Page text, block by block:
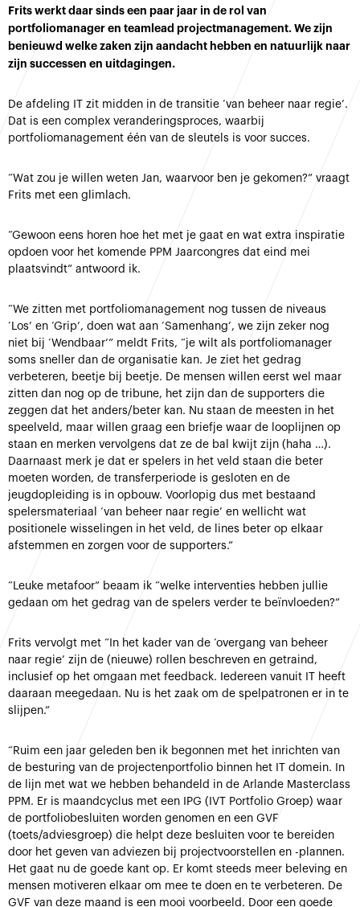
Frits werkt daar sinds een paar jaar in de rol van
portfoliomanager en teamlead projectmanagement. We zijn
benieuwd welke zaken zijn aandacht hebben en natuurlijk naar
zijn successen en uitdagingen.
De afdeling IT zit midden in de transitie ‘van beheer naar regie’.
Dat is een complex veranderingsproces, waarbij
portfoliomanagement één van de sleutels is voor succes.
“Wat zou je willen weten Jan, waarvoor ben je gekomen?” vraagt
Frits met een glimlach.
“Gewoon eens horen hoe het met je gaat en wat extra inspiratie
opdoen voor het komende PPM Jaarcongres dat eind mei
plaatsvindt” antwoord ik.
“We zitten met portfoliomanagement nog tussen de niveaus
‘Los’ en ‘Grip’, doen wat aan ‘Samenhang’, we zijn zeker nog
niet bij ‘Wendbaar’” meldt Frits, “je wilt als portfoliomanager
soms sneller dan de organisatie kan. Je ziet het gedrag
verbeteren, beetje bij beetje. De mensen willen eerst wel maar
zitten dan nog op de tribune, het zijn dan de supporters die
zeggen dat het anders/beter kan. Nu staan de meesten in het
speelveld, maar willen graag een briefje waar de looplijnen op
staan en merken vervolgens dat ze de bal kwijt zijn (haha …).
Daarnaast merk je dat er spelers in het veld staan die beter
moeten worden, de transferperiode is gesloten en de
jeugdopleiding is in opbouw. Voorlopig dus met bestaand
spelersmateriaal ‘van beheer naar regie’ en wellicht wat
positionele wisselingen in het veld, de lines beter op elkaar
afstemmen en zorgen voor de supporters.”
“Leuke metafoor” beaam ik “welke interventies hebben jullie
gedaan om het gedrag van de spelers verder te beïnvloeden?”
Frits vervolgt met “In het kader van de ‘overgang van beheer
naar regie’ zijn de (nieuwe) rollen beschreven en getraind,
inclusief op het omgaan met feedback. Iedereen vanuit IT heeft
daaraan meegedaan. Nu is het zaak om de spelpatronen er in te
slijpen.”
“Ruim een jaar geleden ben ik begonnen met het inrichten van
de besturing van de projectenportfolio binnen het IT domein. In
de lijn met wat we hebben behandeld in de Arlande Masterclass
PPM. Er is maandcyclus met een IPG (IVT Portfolio Groep) waar
de portfoliobesluiten worden genomen en een GVF
(toets/adviesgroep) die helpt deze besluiten voor te bereiden
door het geven van adviezen bij projectvoorstellen en -plannen.
Het gaat nu de goede kant op. Er komt steeds meer beleving en
mensen motiveren elkaar om mee te doen en te verbeteren. De
GVF van deze maand is een mooi voorbeeld. Door een goede